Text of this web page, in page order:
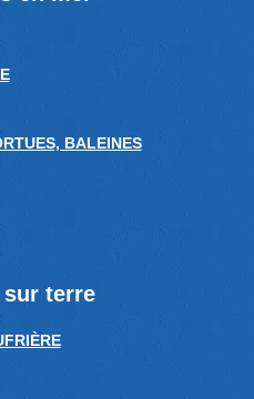
BALEINES
terre